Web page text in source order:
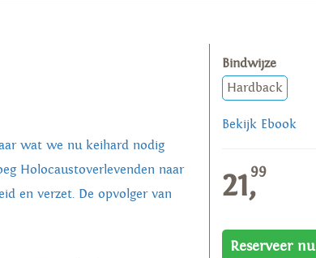
wat we nu keihard nodig
Holocaustoverlevenden naar
en verzet. De opvolger van
Bindwijze
Hardback
Bekijk Ebook
21,99
Reserveer nu